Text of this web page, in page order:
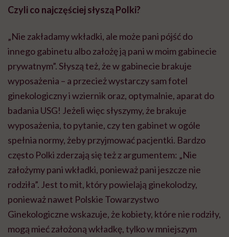
Czyli co najczęściej słyszą Polki?
„Nie zakładamy wkładki, ale może pani pójść do
innego gabinetu albo założę ją pani w moim gabinecie
prywatnym”. Słyszą też, że w gabinecie brakuje
wyposażenia – a przecież wystarczy sam fotel
ginekologiczny i wziernik oraz, optymalnie, aparat do
badania USG! Jeżeli więc słyszymy, że brakuje
wyposażenia, to pytanie, czy ten gabinet w ogóle
spełnia normy, żeby przyjmować pacjentki. Bardzo
często Polki zderzają się też z argumentem: „Nie
założymy pani wkładki, ponieważ pani jeszcze nie
rodziła”. Jest to mit, który powielają ginekolodzy,
ponieważ nawet Polskie Towarzystwo
Ginekologiczne wskazuje, że kobiety, które nie rodziły,
mogą mieć założoną wkładkę, tylko w mniejszym